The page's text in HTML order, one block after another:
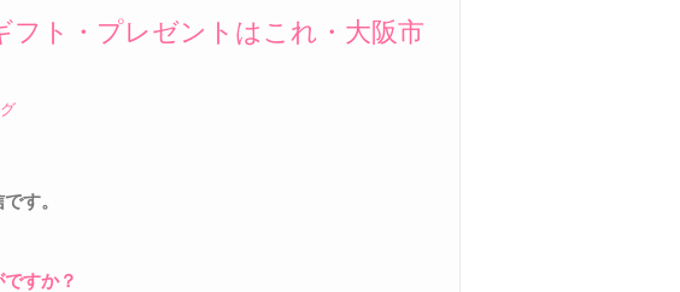
フト・プレゼントはこれ・大阪市
す。
すか？